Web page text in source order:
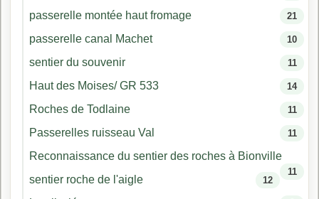
passerelle montée haut fromage 21
passerelle canal Machet 10
sentier du souvenir 11
Haut des Moises/ GR 533 14
Roches de Todlaine 11
Passerelles ruisseau Val 11
Reconnaissance du sentier des roches à Bionville
11
sentier roche de l'aigle 12